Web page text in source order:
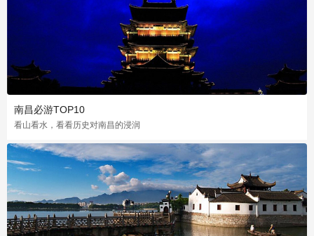
南昌必游TOP10
看山看水，看看历史对南昌的浸润